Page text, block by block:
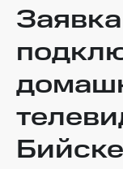
Бийске